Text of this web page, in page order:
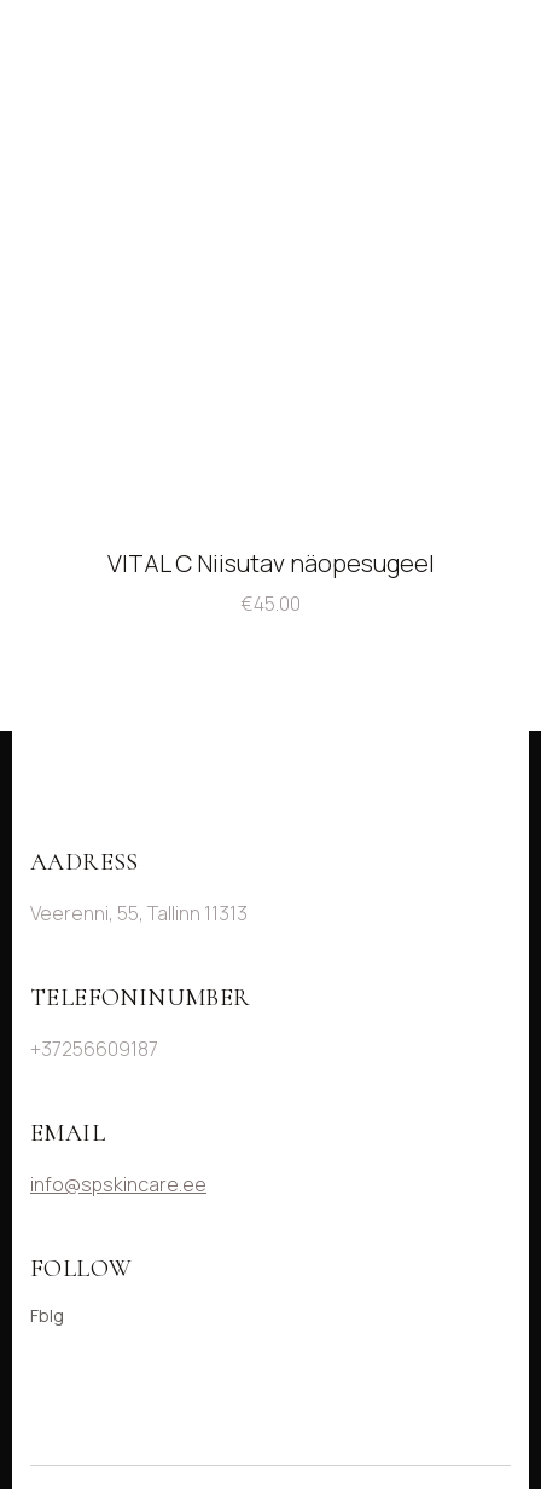
VITAL C Niisutav näopesugeel
€45.00
AADRESS
Veerenni, 55, Tallinn 11313
TELEFONINUMBER
+37256609187
EMAIL
info@spskincare.ee
FOLLOW
FbIg